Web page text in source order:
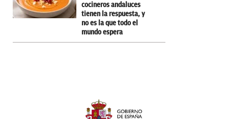
cocineros andaluces
tienen la respuesta, y
no es la que todo el
mundo espera